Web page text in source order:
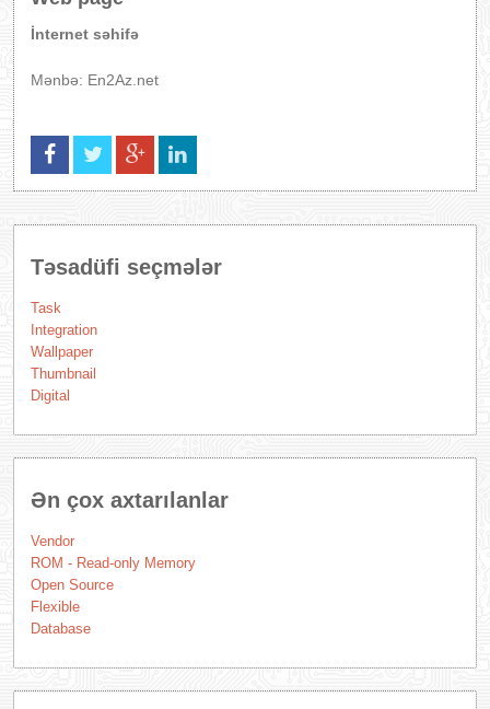
İnternet səhifə
Mənbə: En2Az.net
Təsadüfi seçmələr
Task
Integration
Wallpaper
Thumbnail
Digital
Ən çox axtarılanlar
Vendor
ROM - Read-only Memory
Open Source
Flexible
Database